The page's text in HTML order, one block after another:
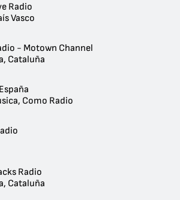
Radio
Vasco
- Motown Channel
Cataluña
Como Radio
Radio
Cataluña